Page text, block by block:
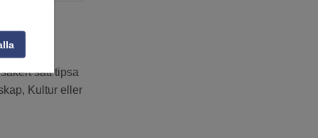
sätt tipsa
Kultur eller